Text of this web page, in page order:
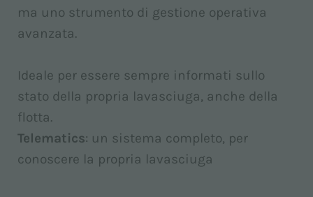
ma uno strumento di gestione operativa
avanzata.
Ideale per essere sempre informati sullo
stato della propria lavasciuga, anche della
flotta.
Telematics: un sistema completo, per
conoscere la propria lavasciuga